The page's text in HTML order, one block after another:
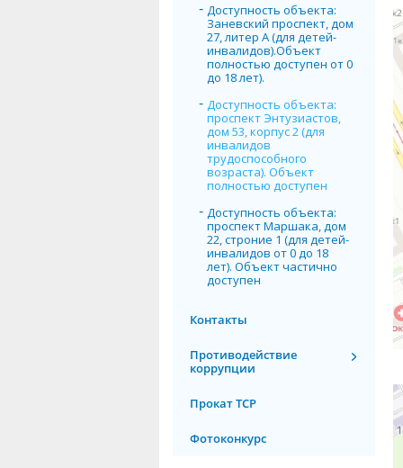
Доступность объекта:
Заневский проспект, дом
27, литер А (для детей-
инвалидов).Объект
полностью доступен от 0
до 18 лет).
Доступность объекта:
проспект Энтузиастов,
дом 53, корпус 2 (для
инвалидов
трудоспособного
возраста). Объект
полностью доступен
Доступность объекта:
проспект Маршака, дом
22, строние 1 (для детей-
инвалидов от 0 до 18
лет). Объект частично
доступен
Контакты
Противодействие
коррупции
Прокат ТСР
Фотоконкурс